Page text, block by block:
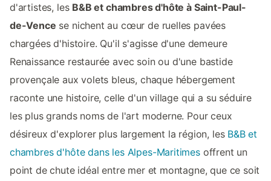
d'artistes, les B&B et chambres d'hôte à Saint-Paul-
de-Vence se nichent au cœur de ruelles pavées
chargées d'histoire. Qu'il s'agisse d'une demeure
Renaissance restaurée avec soin ou d'une bastide
provençale aux volets bleus, chaque hébergement
raconte une histoire, celle d'un village qui a su séduire
les plus grands noms de l'art moderne. Pour ceux
désireux d'explorer plus largement la région, les B&B et
chambres d'hôte dans les Alpes-Maritimesoffrent un
point de chute idéal entre mer et montagne, que ce soit